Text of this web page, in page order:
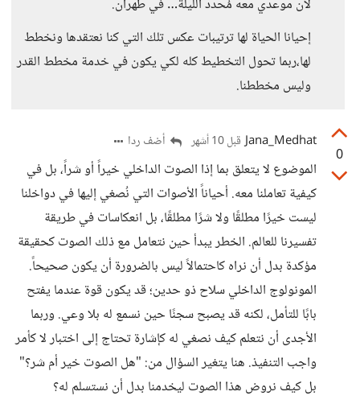
لأن موعدي معه مُحدد الليلة… في طهران.
إحيانا الحياة لها ترتيبات عكس تلك التي كنا نعتقدها ونخطط
لها،ربما تحول التخطيط كله لكي يكون في خدمة مخطط القدر
وليس مخططنا.
0
Jana_Medhat قبل 10 أشهر أضف ردا
الموضوع لا يتعلق بما إذا الصوت الداخلي خيراً أو شراً، بل في
كيفية تعاملنا معه. أحياناً الأصوات التي نُصغي إليها في دواخلنا
ليست خيرًا مطلقًا ولا شرًا مطلقًا، بل انعكاسات في طريقة
تفسيرنا للعالم. الخطر يبدأ حين نتعامل مع ذلك الصوت كحقيقة
مؤكدة بدل أن نراه كاحتمالاً ليس بالضرورة أن يكون صحيحاً.
المونولوج الداخلي سلاح ذو حدين؛ قد يكون قوة عندما يفتح
بابًا للتأمل، لكنه قد يصبح سجنًا حين نسمع له بلا وعي. وربما
الأجدى أن نتعلم كيف نصغي له كإشارة تحتاج إلى اختبار لا كأمر
واجب التنفيذ. هنا يتغير السؤال من: "هل الصوت خير أم شر؟"
بل كيف نروض هذا الصوت ليخدمنا بدل أن نستسلم له؟